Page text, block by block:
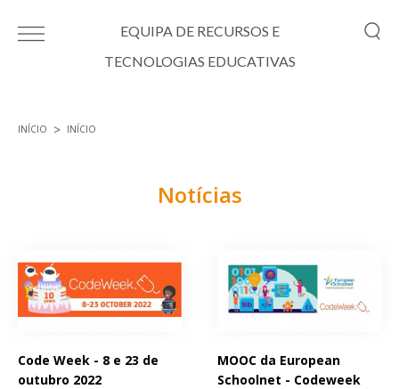
EQUIPA DE RECURSOS E
TECNOLOGIAS EDUCATIVAS
INÍCIO INÍCIO
Notícias
Code Week - 8 e 23 de
outubro 2022
MOOC da European
Schoolnet - Codeweek
Páginas